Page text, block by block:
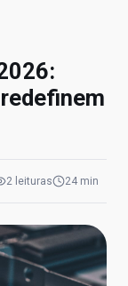
2 leituras 24 min